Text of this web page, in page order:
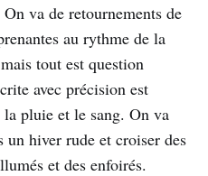
va de retournements de
au rythme de la
tout est question
avec précision est
pluie et le sang. On va
un hiver rude et croiser des
et des enfoirés.